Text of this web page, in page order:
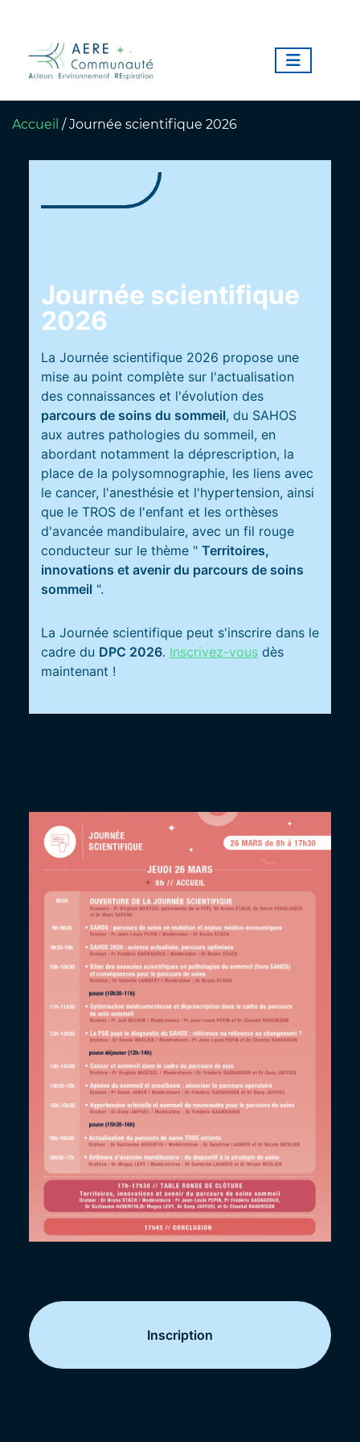
Accueil /Journée scientifique 2026
Journée scientifique
2026
La Journée scientifique 2026 propose une
mise au point complète sur l'actualisation
des connaissances et l'évolution des
parcours de soins du sommeil, du SAHOS
aux autres pathologies du sommeil, en
abordant notamment la déprescription, la
place de la polysomnographie, les liens avec
le cancer, l'anesthésie et l'hypertension, ainsi
que le TROS de l'enfant et les orthèses
d'avancée mandibulaire, avec un fil rouge
conducteur sur le thème " Territoires,
innovations et avenir du parcours de soins
sommeil ".
La Journée scientifique peut s'inscrire dans le
cadre du DPC 2026. Inscrivez-vousdès
maintenant !
Inscription